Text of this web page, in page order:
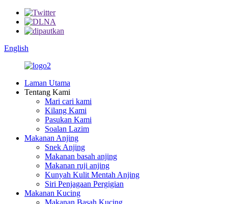
English
Laman Utama
Tentang Kami
Mari cari kami
Kilang Kami
Pasukan Kami
Soalan Lazim
Makanan Anjing
Snek Anjing
Makanan basah anjing
Makanan ruji anjing
Kunyah Kulit Mentah Anjing
Siri Penjagaan Pergigian
Makanan Kucing
Makanan Basah Kucing